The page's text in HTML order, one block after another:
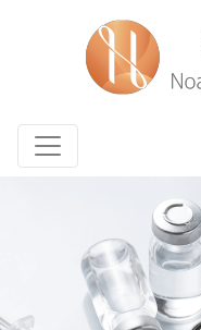
Toggle navigation